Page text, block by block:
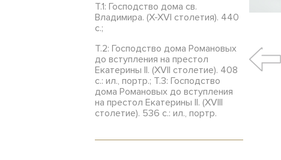
Т.1: Господство дома св.
Владимира. (X-XVI столетия). 440
с.;
Т.2: Господство дома Романовых
до вступления на престол
Екатерины II. (XVII столетие). 408
с.: ил., портр.; Т.3: Господство
дома Романовых до вступления
на престол Екатерины II. (XVIII
столетие). 536 с.: ил., портр.